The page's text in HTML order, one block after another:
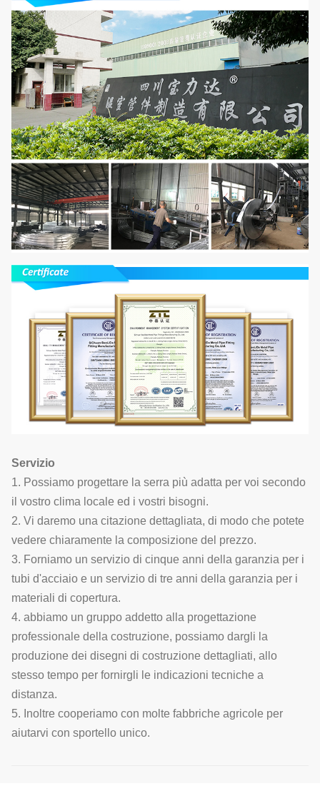
Servizio
1. Possiamo progettare la serra più adatta per voi secondo
il vostro clima locale ed i vostri bisogni.
2. Vi daremo una citazione dettagliata, di modo che potete
vedere chiaramente la composizione del prezzo.
3. Forniamo un servizio di cinque anni della garanzia per i
tubi d'acciaio e un servizio di tre anni della garanzia per i
materiali di copertura.
4. abbiamo un gruppo addetto alla progettazione
professionale della costruzione, possiamo dargli la
produzione dei disegni di costruzione dettagliati, allo
stesso tempo per fornirgli le indicazioni tecniche a
distanza.
5. Inoltre cooperiamo con molte fabbriche agricole per
aiutarvi con sportello unico.